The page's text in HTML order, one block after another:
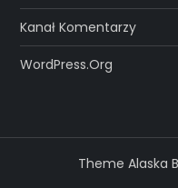
Kanał Komentarzy
WordPress.org
Theme Alaska